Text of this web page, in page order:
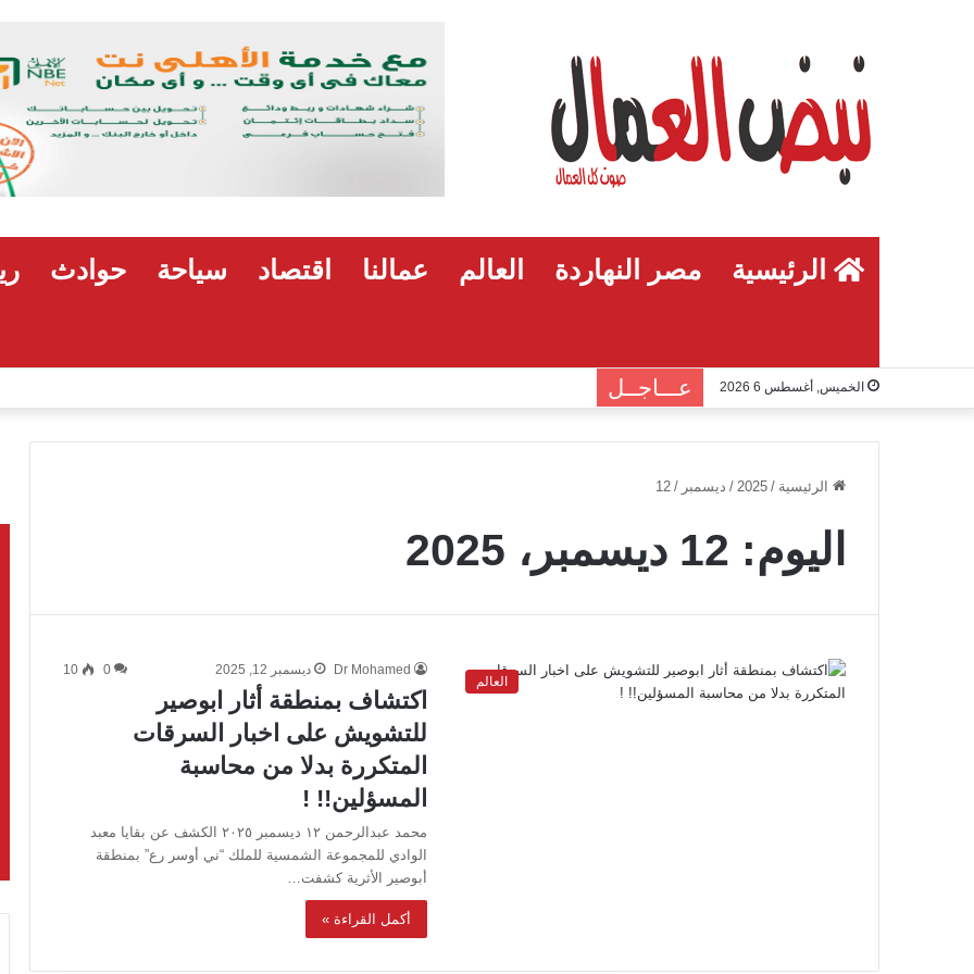
الرئيسية مصر النهاردة العالم عمالنا اقتصاد سياحة حوادث
الخميس, أغسطس 6 2026 عـــاجــل
الرئيسية /
2025
/ ديسمبر /
12
اليوم: 12 ديسمبر، 2025
العالم
Dr Mohamed ديسمبر 12, 2025 0
10
اكتشاف بمنطقة أثار ابوصير
للتشويش على اخبار السرقات
المتكررة بدلا من محاسبة
المسؤلين!! !
محمد عبدالرحمن ١٢ ديسمبر ٢٠٢٥ الكشف عن بقايا معبد
الوادي للمجموعة الشمسية للملك “ني أوسر رع” بمنطقة
أبوصير الأثرية كشفت…
أكمل القراءة »